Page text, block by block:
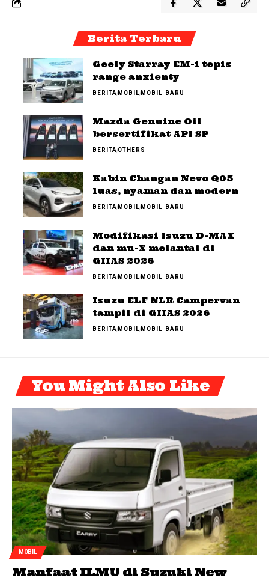
Berita Terbaru
Geely Starray EM-i tepis
range anxienty
BERITAMOBILMOBIL BARU
Mazda Genuine Oil
bersertifikat API SP
BERITAOTHERS
Kabin Changan Nevo Q05
luas, nyaman dan modern
BERITAMOBILMOBIL BARU
Modifikasi Isuzu D-MAX
dan mu-X melantai di
GIIAS 2026
BERITAMOBILMOBIL BARU
Isuzu ELF NLR Campervan
tampil di GIIAS 2026
BERITAMOBILMOBIL BARU
You Might Also Like
MOBIL
Manfaat ILMU di Suzuki New